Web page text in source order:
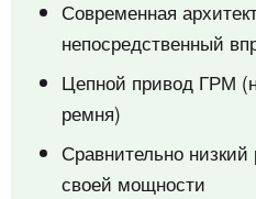
Современная
непосредственный
Цепной привод ГРМ
ремня)
Сравнительно
своей мощности